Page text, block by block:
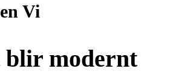
Vi
blir modernt